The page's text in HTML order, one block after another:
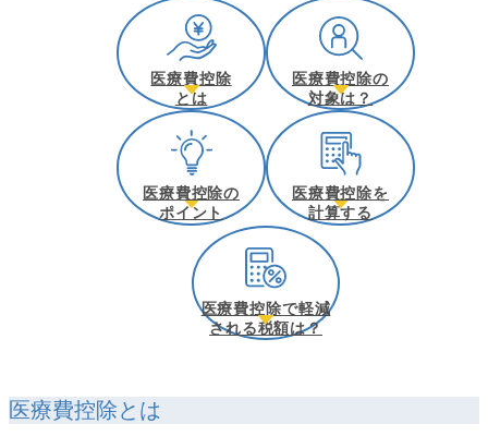
医療費控除
とは
医療費控除の
対象は？
医療費控除の
ポイント
医療費控除を
計算する
医療費控除で軽減
される税額は？
医療費控除とは